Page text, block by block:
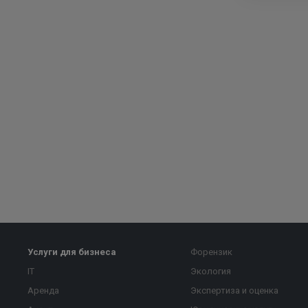
Услуги для бизнеса
IT
Аренда
Форензик
Экология
Экспертиза и оценка